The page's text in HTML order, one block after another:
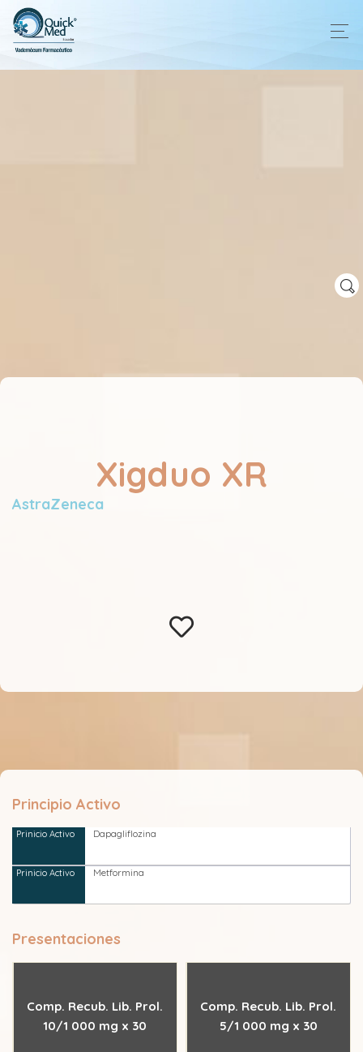
Xigduo XR
AstraZeneca
Principio Activo
Dapagliflozina
Metformina
Presentaciones
Comp. Recub. Lib. Prol.
10/1 000 mg x 30
Comp. Recub. Lib. Prol.
5/1 000 mg x 30